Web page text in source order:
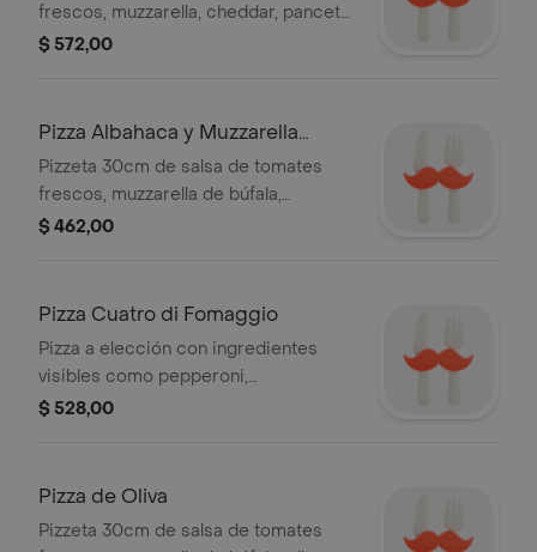
frescos, muzzarella, cheddar, panceta,
cebolla colorada en aros.
$ 572,00
Pizza Albahaca y Muzzarella
Búfala
Pizzeta 30cm de salsa de tomates
frescos, muzzarella de búfala,
albahaca, aceite de oliva.
$ 462,00
Pizza Cuatro di Fomaggio
Pizza a elección con ingredientes
visibles como pepperoni,
champiñones y pimientos verdes,
$ 528,00
Pizza de Oliva
Pizzeta 30cm de salsa de tomates